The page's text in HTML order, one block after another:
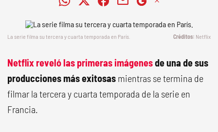
La serie filma su tercera y cuarta temporada en París. Netflix
Netflix reveló las primeras imágenesde una de sus
producciones más exitosas mientras se termina de
filmar la tercera y cuarta temporada de la serie en
Francia.